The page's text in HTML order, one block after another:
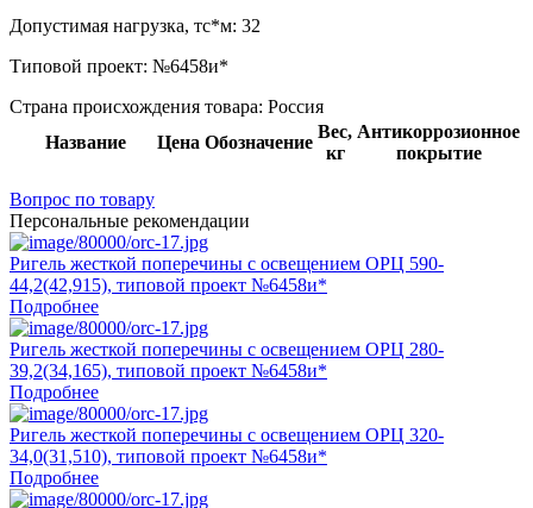
Допустимая нагрузка, тс*м: 32
Типовой проект: №6458и*
Страна происхождения товара: Россия
Название
Цена Обозначение
Вес,
кг
Антикоррозионное
покрытие
Вопрос по товару
Персональные рекомендации
Ригель жесткой поперечины с освещением ОРЦ 590-
44,2(42,915), типовой проект №6458и*
Подробнее
Ригель жесткой поперечины с освещением ОРЦ 280-
39,2(34,165), типовой проект №6458и*
Подробнее
Ригель жесткой поперечины с освещением ОРЦ 320-
34,0(31,510), типовой проект №6458и*
Подробнее